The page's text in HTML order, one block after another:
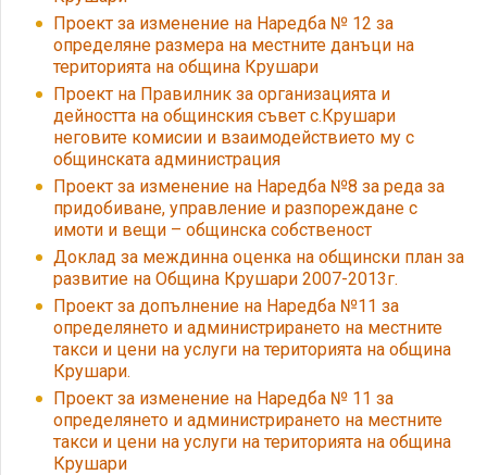
Проект за изменение на Наредба № 12 за
определяне размера на местните данъци на
територията на община Крушари
Проект на Правилник за организацията и
дейността на общинския съвет с.Крушари
неговите комисии и взаимодействието му с
общинската администрация
Проект за изменение на Наредба №8 за реда за
придобиване, управление и разпореждане с
имоти и вещи – общинска собственост
Доклад за междинна оценка на общински план за
развитие на Община Крушари 2007-2013г.
Проект за допълнение на Наредба №11 за
определянето и администрирането на местните
такси и цени на услуги на територията на община
Крушари.
Проект за изменение на Наредба № 11 за
определянето и администрирането на местните
такси и цени на услуги на територията на община
Крушари